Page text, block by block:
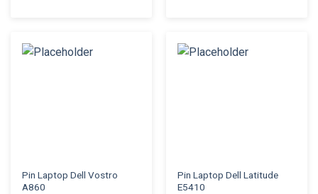
Pin Laptop Dell Vostro
A860
Pin Laptop Dell Latitude
E5410